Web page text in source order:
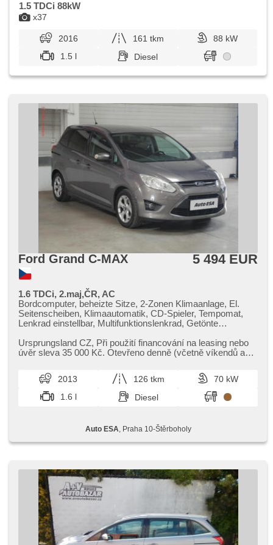
x37
1.5 TDCi 88kW
2016 161 tkm
88 kW
1.5 l
Diesel
Ford Grand C-MAX 5 494 EUR
1.6 TDCi, 2.maj,ČR, AC
Bordcomputer, beheizte Sitze, 2-Zonen Klimaanlage, El.
Seitenscheiben, Klimaautomatik, CD-Spieler, Tempomat,
Lenkrad einstellbar, Multifunktionslenkrad, Getönte
Spiegel, Servolenkung, beheizte Frontscheibe,
Zentralverriegelung mit Funkfernbedienung,
isofix, Wegfahrsperre, 6x Airbag
Ursprungsland CZ,​ Při použití financování na leasing nebo
úvěr sleva 35 000 Kč. Otevřeno denně (včetně víkendů a
2013 126 tkm
70 kW
1.6 l
Diesel
Auto ESA , Praha 10-Štěrboholy